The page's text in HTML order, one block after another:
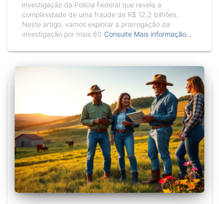
investigação da Polícia Federal que revela a
complexidade de uma fraude de R$ 12,2 bilhões.
Neste artigo, vamos explorar a prorrogação da
investigação por mais 60 Consulte Mais informação…